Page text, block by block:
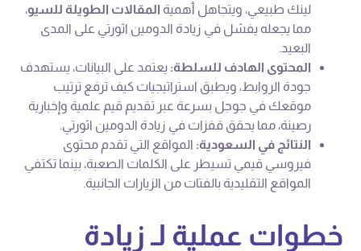
لينك طبيعي، ويتجاهل أهمية المقالات الطويلة للسيو،
مما يجعله يفشل في زيادة الدومين اثورتي على المدى
البعيد.
المحتوى الهادف للسلطة: يعتمد على البيانات، يستهدف
جودة الروابط، ويطبق استراتيجيات كيف ترفع ترتيب
موقعك في جوجل بسرعة عبر تقديم قيم علمية وإخبارية
رصينة، مما يحقق قفزات في زيادة الدومين اثورتي.
النتائج في السعودية: المواقع التي تقدم محتوى
فيروسي قيمي تسيطر على الكلمات الصعبة، بينما تكتفي
المواقع التقليدية بالفتات من الزيارات الجانبية.
خطوات عملية لـ زيادة